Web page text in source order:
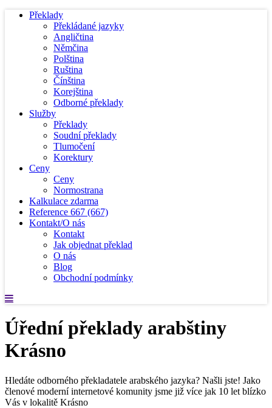
Překlady
Překládané jazyky
Angličtina
Němčina
Polština
Ruština
Čínština
Korejština
Odborné překlady
Služby
Překlady
Soudní překlady
Tlumočení
Korektury
Ceny
Ceny
Normostrana
Kalkulace zdarma
Reference 667 (667)
Kontakt/O nás
Kontakt
Jak objednat překlad
O nás
Blog
Obchodní podmínky
Úřední překlady arabštiny
Krásno
Hledáte odborného překladatele arabského jazyka? Našli jste! Jako
členové moderní internetové komunity jsme již více jak 10 let blízko
Vás v lokalitě Krásno